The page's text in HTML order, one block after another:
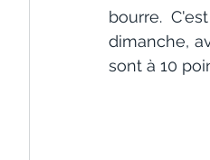
bourre.
dimanche,
sont à 10